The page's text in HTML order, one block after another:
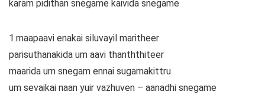
karam pidithan snegame kaivida snegame
1.maapaavi enakai siluvayil maritheer
parisuthanakida um aavi thanththiteer
maarida um snegam ennai sugamakittru
um sevaikai naan yuir vazhuven – aanadhi snegame